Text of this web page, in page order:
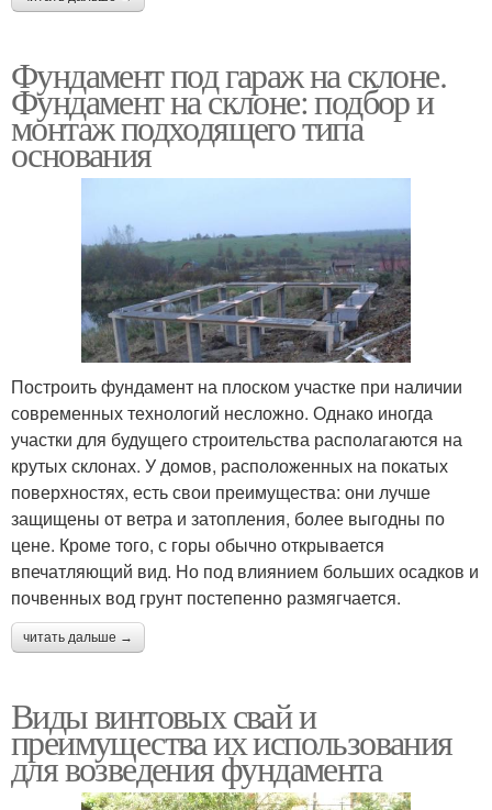
Фундамент под гараж на склоне.
Фундамент на склоне: подбор и
монтаж подходящего типа
основания
Построить фундамент на плоском участке при наличии
современных технологий несложно. Однако иногда
участки для будущего строительства располагаются на
крутых склонах. У домов, расположенных на покатых
поверхностях, есть свои преимущества: они лучше
защищены от ветра и затопления, более выгодны по
цене. Кроме того, с горы обычно открывается
впечатляющий вид. Но под влиянием больших осадков и
почвенных вод грунт постепенно размягчается.
читать дальше →
Виды винтовых свай и
преимущества их использования
для возведения фундамента